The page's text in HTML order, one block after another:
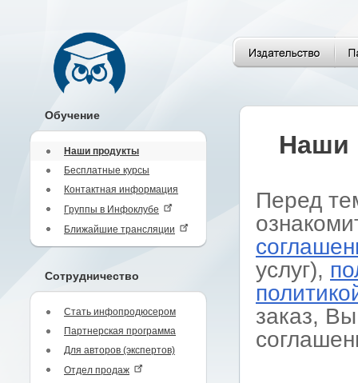
Обучение
Наши продукты
Бесплатные курсы
Контактная информация
Группы в Инфоклубе
Ближайшие трансляции
Сотрудничество
Стать инфопродюсером
Партнерская программа
Для авторов (экспертов)
Отдел продаж
Наши
Перед
услуг),
заказ,